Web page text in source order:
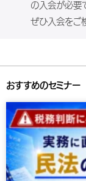
の入会が必要
ぜひ入会をご
おすすめのセミナー